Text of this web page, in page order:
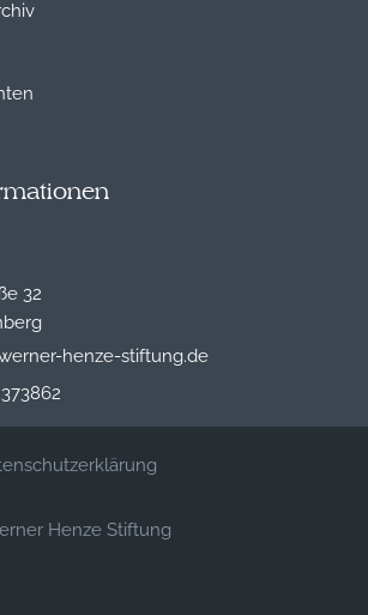
32
henze-stiftung.de
Henze Stiftung